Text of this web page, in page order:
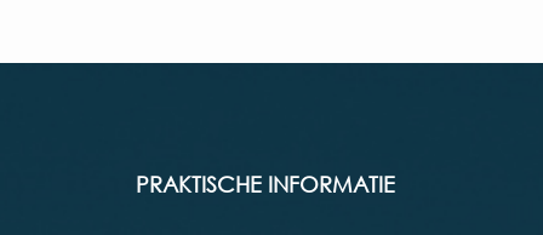
PRAKTISCHE INFORMATIE